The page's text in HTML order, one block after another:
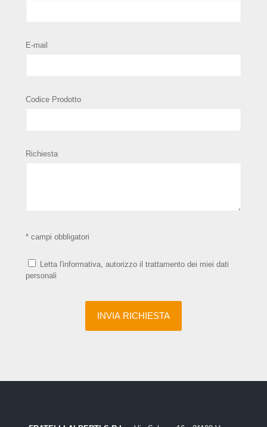
E-mail
Codice Prodotto
Richiesta
* campi obbligatori
Letta l'informativa, autorizzo il trattamento dei miei dati
personali